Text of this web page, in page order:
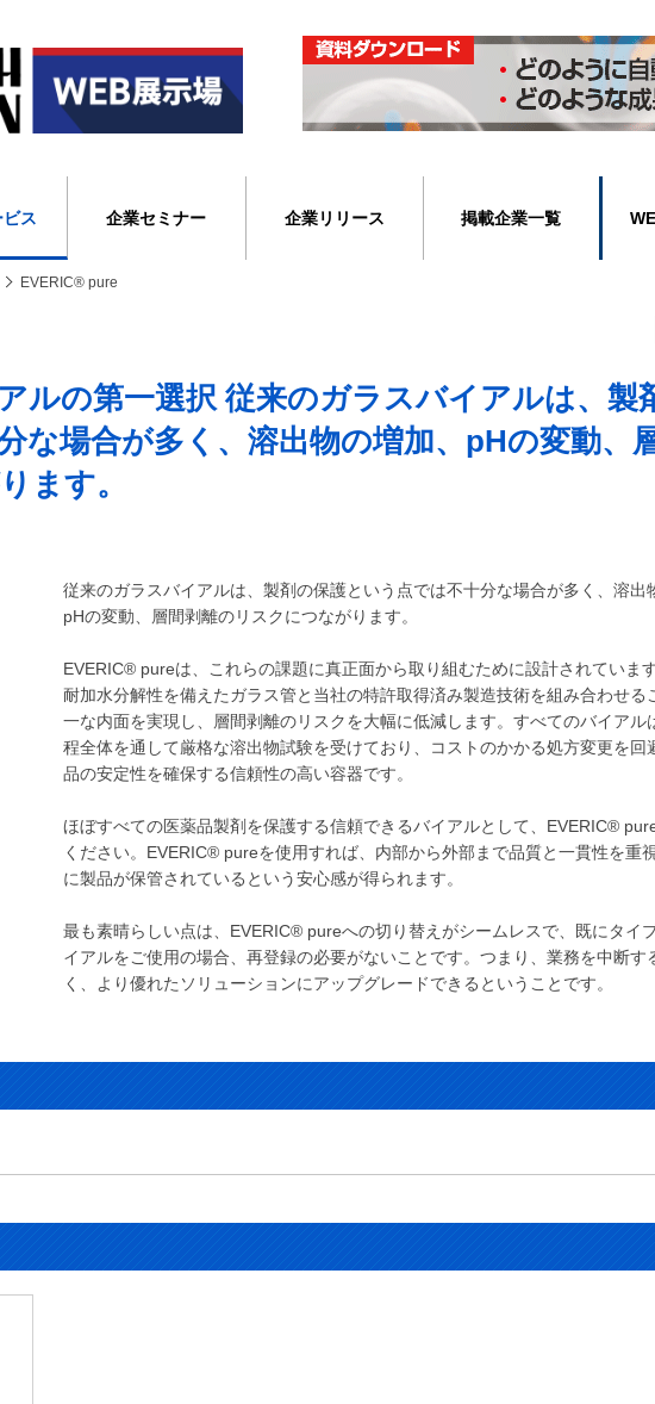
ス 企業セミナー 企業リリース 掲載企業一覧
EVERIC® pure
ルの第一選択 従来のガラスバイアルは、製
な場合が多く、溶出物の増加、pHの変動、
ます。
従来のガラスバイアルは、製剤の保護という点では不十分な場合が多く、溶出
pHの変動、層間剥離のリスクにつながります。
EVERIC® pureは、これらの課題に真正面から取り組むために設計されていま
耐加水分解性を備えたガラス管と当社の特許取得済み製造技術を組み合わせる
一な内面を実現し、層間剥離のリスクを大幅に低減します。すべてのバイアル
程全体を通して厳格な溶出物試験を受けており、コストのかかる処方変更を回
品の安定性を確保する信頼性の高い容器です。
ほぼすべての医薬品製剤を保護する信頼できるバイアルとして、EVERIC®
ください。EVERIC® pureを使用すれば、内部から外部まで品質と一貫性を重
に製品が保管されているという安心感が得られます。
最も素晴らしい点は、EVERIC® pureへの切り替えがシームレスで、既にタイ
イアルをご使用の場合、再登録の必要がないことです。つまり、業務を中断す
く、より優れたソリューションにアップグレードできるということです。